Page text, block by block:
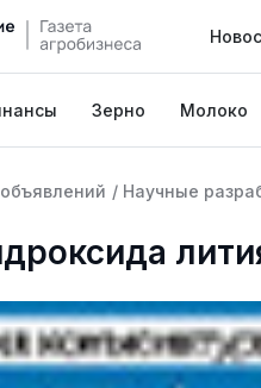
Зерно Молоко
/ Научные